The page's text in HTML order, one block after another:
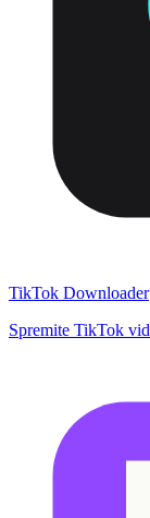
TikTok Downloader
Spremite TikTok